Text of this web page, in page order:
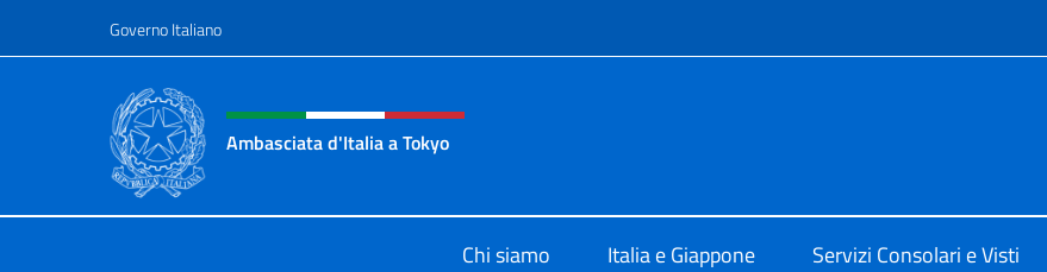
Governo Italiano
Intestazione sito, social e menù
Ambasciata d'Italia a Tokyo
Chi siamo Italia e Giappone Servizi Consolari e Visti